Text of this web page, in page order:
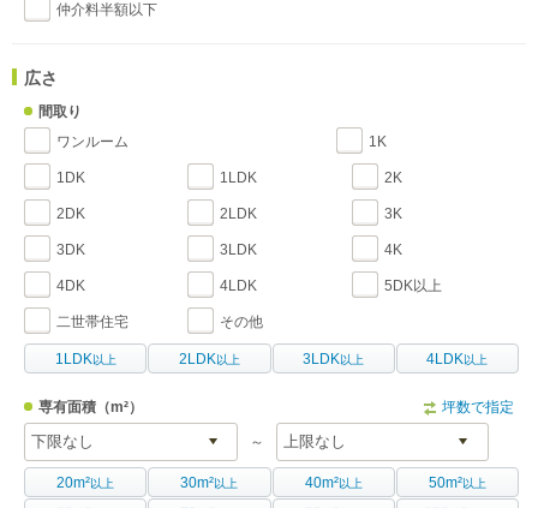
仲介料半額以下
広さ
間取り
ワンルーム 1K
1DK 1LDK 2K
2DK 2LDK 3K
3DK 3LDK 4K
4DK 4LDK 5DK以上
二世帯住宅 その他
1LDK 以上 2LDK 以上 3LDK 以上 4LDK 以上
専有面積（m²） 坪数で指定
～
20m²以上 30m²以上 40m²以上 50m²以上